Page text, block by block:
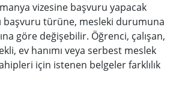
vizesine başvuru yapacak
başvuru türüne, mesleki durumuna
göre değişebilir. Öğrenci, çalışan,
ev hanımı veya serbest meslek
için istenen belgeler farklılık